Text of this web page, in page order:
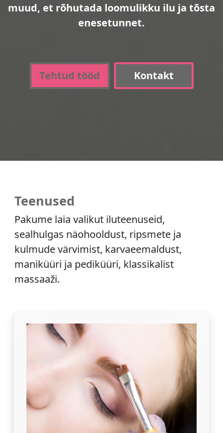
muud, et rõhutada loomulikku ilu ja tõsta
enesetunnet.
Tehtud tööd Kontakt
Teenused
Pakume laia valikut iluteenuseid,
sealhulgas näohooldust, ripsmete ja
kulmude värvimist, karvaeemaldust,
maniküüri ja pediküüri, klassikalist
massaaži.